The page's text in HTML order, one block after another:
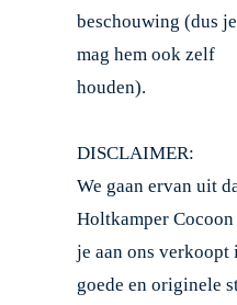
beschouwing (dus je
mag hem ook zelf
houden).
DISCLAIMER:
We gaan ervan uit
Holtkamper Cocoon
je aan ons verkoopt
goede en originele